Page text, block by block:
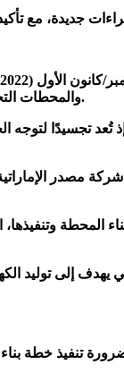
والمحطات التحويلية لنقل الكهرباء المنتجة من محطة الطاقة الشمسية وتوزيعها، وفق صفحة رئاسة مجلس الوزراء اليمني على تويتر.
طاقة شمسية في اليمن
ديسمبر/كانون الأول
إلى توليد
تنفيذ خطة